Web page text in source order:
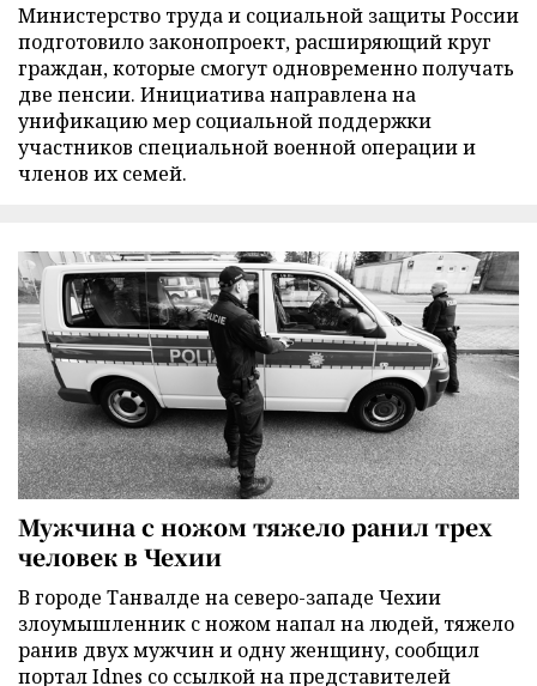
Министерство труда и социальной защиты России
подготовило законопроект, расширяющий круг
граждан, которые смогут одновременно получать
две пенсии. Инициатива направлена на
унификацию мер социальной поддержки
участников специальной военной операции и
членов их семей.
Мужчина с ножом тяжело ранил трех
человек в Чехии
В городе Танвалде на северо-западе Чехии
злоумышленник с ножом напал на людей, тяжело
ранив двух мужчин и одну женщину, сообщил
портал Idnes со ссылкой на представителей